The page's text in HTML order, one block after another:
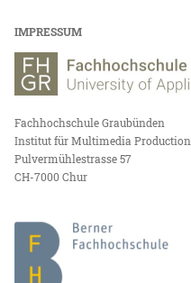
IMPRESSUM
Fachhochschule Graubünden
Institut für Multimedia Production
Pulvermühlestrasse 57
CH-7000 Chur